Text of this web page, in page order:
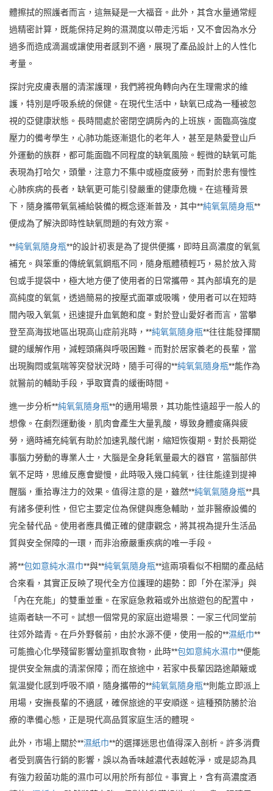
體擦拭的照護者而言，這無疑是一大福音。此外，其含水量通常經
過精密計算，既能保持足夠的濕潤度以帶走污垢，又不會因為水分
過多而造成滴漏或讓使用者感到不適，展現了產品設計上的人性化
考量。
探討完皮膚表層的清潔護理，我們將視角轉向內在生理需求的維
護，特別是呼吸系統的保健。在現代生活中，缺氧已成為一種被忽
視的亞健康狀態。長時間處於密閉空調房內的上班族，面臨高強度
壓力的備考學生，心肺功能逐漸退化的老年人，甚至是熱愛登山戶
外運動的族群，都可能面臨不同程度的缺氧風險。輕微的缺氧可能
表現為打哈欠，頭暈，注意力不集中或極度疲勞，而對於患有慢性
心肺疾病的長者，缺氧更可能引發嚴重的健康危機。在這種背景
下，隨身攜帶氧氣補給裝備的概念逐漸普及，其中**純氧氣隨身瓶**
便成為了解決即時性缺氧問題的有效方案。
**純氧氣隨身瓶**的設計初衷是為了提供便攜，即時且高濃度的氧氣
補充。與笨重的傳統氧氣鋼瓶不同，隨身瓶體積輕巧，易於放入背
包或手提袋中，極大地方便了使用者的日常攜帶。其內部填充的是
高純度的氧氣，透過簡易的按壓式面罩或吸嘴，使用者可以在短時
間內吸入氧氣，迅速提升血氧飽和度。對於登山愛好者而言，當攀
登至高海拔地區出現高山症前兆時，**純氧氣隨身瓶**往往能發揮關
鍵的緩解作用，減輕頭痛與呼吸困難。而對於居家養老的長輩，當
出現胸悶或氣喘等突發狀況時，隨手可得的**純氧氣隨身瓶**能作為
就醫前的輔助手段，爭取寶貴的緩衝時間。
進一步分析**純氧氣隨身瓶**的適用場景，其功能性遠超乎一般人的
想像。在劇烈運動後，肌肉會產生大量乳酸，導致身體痠痛與疲
勞，適時補充純氧有助於加速乳酸代謝，縮短恢復期。對於長期從
事腦力勞動的專業人士，大腦是全身耗氧量最大的器官，當腦部供
氧不足時，思維反應會變慢，此時吸入幾口純氧，往往能達到提神
醒腦，重拾專注力的效果。值得注意的是，雖然**純氧氣隨身瓶**具
有諸多便利性，但它主要定位為保健與應急輔助，並非醫療設備的
完全替代品。使用者應具備正確的健康觀念，將其視為提升生活品
質與安全保障的一環，而非治療嚴重疾病的唯一手段。
將**包如意純水濕巾**與**純氧氣隨身瓶**這兩項看似不相關的產品結
合來看，其實正反映了現代全方位護理的趨勢：即「外在潔淨」與
「內在充能」的雙重並重。在家庭急救箱或外出旅遊包的配置中，
這兩者缺一不可。試想一個常見的家庭出遊場景：一家三代同堂前
往郊外踏青。在戶外野餐前，由於水源不便，使用一般的**濕紙巾**
可能擔心化學殘留影響幼童抓取食物，此時**包如意純水濕巾**便能
提供安全無虞的清潔保障；而在旅途中，若家中長輩因路途顛簸或
氣溫變化感到呼吸不順，隨身攜帶的**純氧氣隨身瓶**則能立即派上
用場，安撫長輩的不適感，確保旅途的平安順遂。這種預防勝於治
療的準備心態，正是現代高品質家庭生活的體現。
此外，市場上關於**濕紙巾**的選擇迷思也值得深入剖析。許多消費
者受到廣告行銷的影響，誤以為香味越濃代表越乾淨，或是認為具
有強力殺菌功能的濕巾可以用於所有部位。事實上，含有高濃度酒